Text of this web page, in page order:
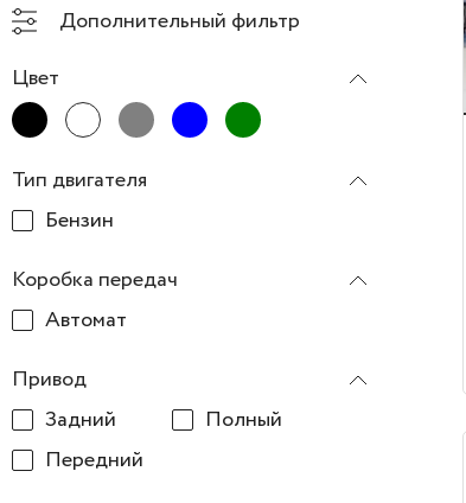
Дополнительный фильтр
Цвет
Тип двигателя
Бензин
Коробка передач
Автомат
Привод
Задний
Полный
Передний